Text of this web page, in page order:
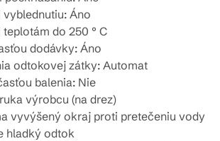
Áno
do 250 ° C
dodávky: Áno
odtokovej zátky: Automat
balenia: Nie
výrobcu (na drez)
vyvýšený okraj proti pretečeniu vody
hladký odtok